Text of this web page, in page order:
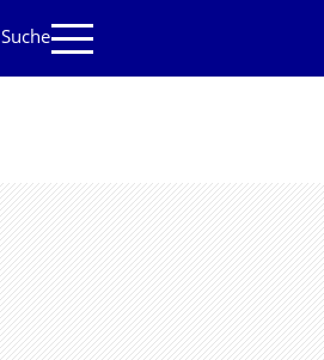
Suche